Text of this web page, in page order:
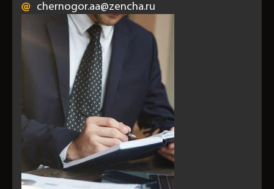
chernogor.aa@zencha.ru